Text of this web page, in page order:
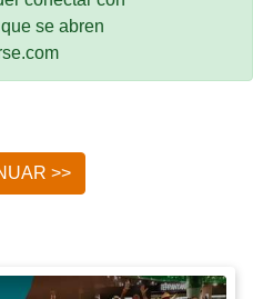
se abren
>>